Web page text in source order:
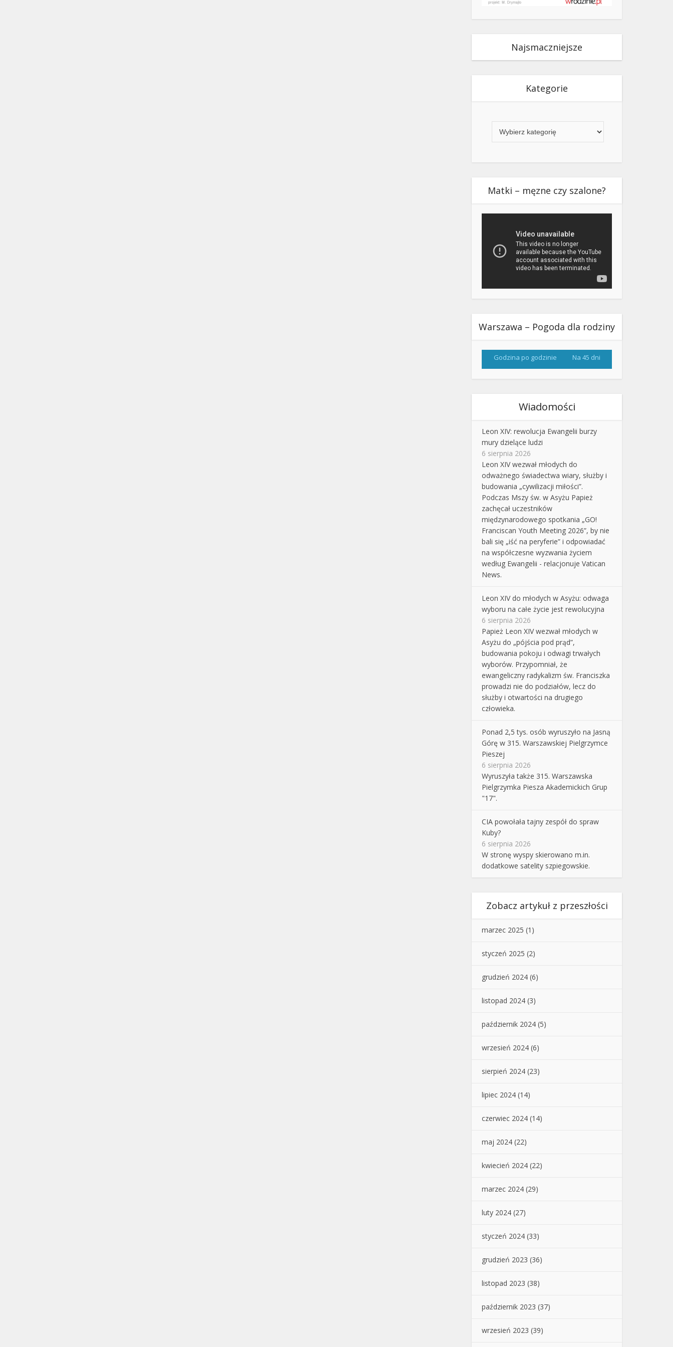
Najsmaczniejsze
Kategorie
Matki – męzne czy szalone?
Warszawa – Pogoda dla rodziny
Godzina po godzinie Na 45 dni
Wiadomości
Leon XIV: rewolucja Ewangelii burzy
mury dzielące ludzi
6 sierpnia 2026
Leon XIV wezwał młodych do
odważnego świadectwa wiary, służby i
budowania „cywilizacji miłości”.
Podczas Mszy św. w Asyżu Papież
zachęcał uczestników
międzynarodowego spotkania „GO!
Franciscan Youth Meeting 2026”, by nie
bali się „iść na peryferie” i odpowiadać
na współczesne wyzwania życiem
według Ewangelii - relacjonuje Vatican
News.
Leon XIV do młodych w Asyżu: odwaga
wyboru na całe życie jest rewolucyjna
6 sierpnia 2026
Papież Leon XIV wezwał młodych w
Asyżu do „pójścia pod prąd”,
budowania pokoju i odwagi trwałych
wyborów. Przypomniał, że
ewangeliczny radykalizm św. Franciszka
prowadzi nie do podziałów, lecz do
służby i otwartości na drugiego
człowieka.
Ponad 2,5 tys. osób wyruszyło na Jasną
Górę w 315. Warszawskiej Pielgrzymce
Pieszej
6 sierpnia 2026
Wyruszyła także 315. Warszawska
Pielgrzymka Piesza Akademickich Grup
"17".
CIA powołała tajny zespół do spraw
Kuby?
6 sierpnia 2026
W stronę wyspy skierowano m.in.
dodatkowe satelity szpiegowskie.
Zobacz artykuł z przeszłości
marzec 2025 (1)
styczeń 2025 (2)
grudzień 2024 (6)
listopad 2024 (3)
październik 2024 (5)
wrzesień 2024 (6)
sierpień 2024 (23)
lipiec 2024 (14)
czerwiec 2024 (14)
maj 2024 (22)
kwiecień 2024 (22)
marzec 2024 (29)
luty 2024 (27)
styczeń 2024 (33)
grudzień 2023 (36)
listopad 2023 (38)
październik 2023 (37)
wrzesień 2023 (39)